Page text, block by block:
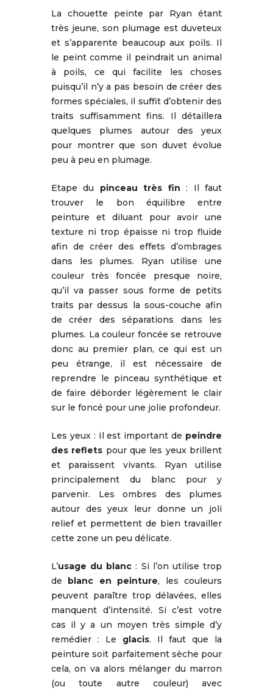
La chouette peinte par Ryan étant
très jeune, son plumage est duveteux
et s’apparente beaucoup aux poils. Il
le peint comme il peindrait un animal
à poils, ce qui facilite les choses
puisqu’il n’y a pas besoin de créer des
formes spéciales, il suffit d’obtenir des
traits suffisamment fins. Il détaillera
quelques plumes autour des yeux
pour montrer que son duvet évolue
peu à peu en plumage.
Etape du pinceau très fin : Il faut
trouver le bon équilibre entre
peinture et diluant pour avoir une
texture ni trop épaisse ni trop fluide
afin de créer des effets d’ombrages
dans les plumes. Ryan utilise une
couleur très foncée presque noire,
qu’il va passer sous forme de petits
traits par dessus la sous-couche afin
de créer des séparations dans les
plumes. La couleur foncée se retrouve
donc au premier plan, ce qui est un
peu étrange, il est nécessaire de
reprendre le pinceau synthétique et
de faire déborder légèrement le clair
sur le foncé pour une jolie profondeur.
Les yeux : Il est important de peindre
des reflets pour que les yeux brillent
et paraissent vivants. Ryan utilise
principalement du blanc pour y
parvenir. Les ombres des plumes
autour des yeux leur donne un joli
relief et permettent de bien travailler
cette zone un peu délicate.
L’usage du blanc : Si l’on utilise trop
de blanc en peinture, les couleurs
peuvent paraître trop délavées, elles
manquent d’intensité. Si c’est votre
cas il y a un moyen très simple d’y
remédier : Le glacis. Il faut que la
peinture soit parfaitement sèche pour
cela, on va alors mélanger du marron
(ou toute autre couleur) avec